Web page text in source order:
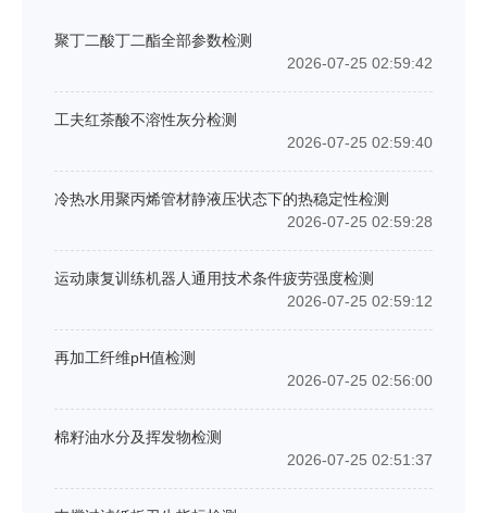
聚丁二酸丁二酯全部参数检测
2026-07-25 02:59:42
工夫红茶酸不溶性灰分检测
2026-07-25 02:59:40
冷热水用聚丙烯管材静液压状态下的热稳定性检测
2026-07-25 02:59:28
运动康复训练机器人通用技术条件疲劳强度检测
2026-07-25 02:59:12
再加工纤维pH值检测
2026-07-25 02:56:00
棉籽油水分及挥发物检测
2026-07-25 02:51:37